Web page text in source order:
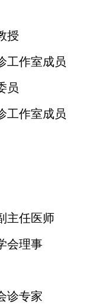
授
作室成员
员
作室成员
任医师
会理事
诊专家